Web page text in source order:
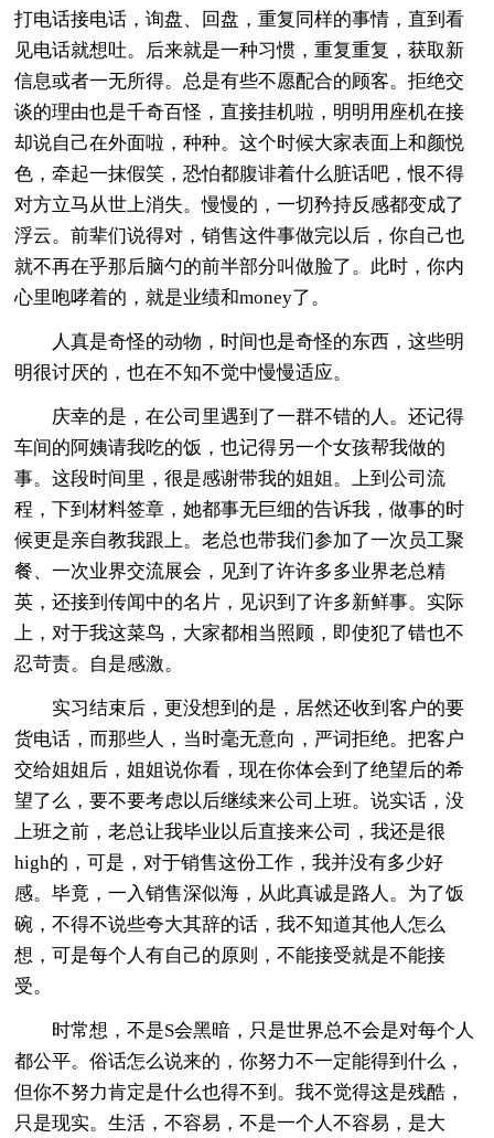
打电话接电话，询盘、回盘，重复同样的事情，直到看
见电话就想吐。后来就是一种习惯，重复重复，获取新
信息或者一无所得。总是有些不愿配合的顾客。拒绝交
谈的理由也是千奇百怪，直接挂机啦，明明用座机在接
却说自己在外面啦，种种。这个时候大家表面上和颜悦
色，牵起一抹假笑，恐怕都腹诽着什么脏话吧，恨不得
对方立马从世上消失。慢慢的，一切矜持反感都变成了
浮云。前辈们说得对，销售这件事做完以后，你自己也
就不再在乎那后脑勺的前半部分叫做脸了。此时，你内
心里咆哮着的，就是业绩和money了。
人真是奇怪的动物，时间也是奇怪的东西，这些明
明很讨厌的，也在不知不觉中慢慢适应。
庆幸的是，在公司里遇到了一群不错的人。还记得
车间的阿姨请我吃的饭，也记得另一个女孩帮我做的
事。这段时间里，很是感谢带我的姐姐。上到公司流
程，下到材料签章，她都事无巨细的告诉我，做事的时
候更是亲自教我跟上。老总也带我们参加了一次员工聚
餐、一次业界交流展会，见到了许许多多业界老总精
英，还接到传闻中的名片，见识到了许多新鲜事。实际
上，对于我这菜鸟，大家都相当照顾，即使犯了错也不
忍苛责。自是感激。
实习结束后，更没想到的是，居然还收到客户的要
货电话，而那些人，当时毫无意向，严词拒绝。把客户
交给姐姐后，姐姐说你看，现在你体会到了绝望后的希
望了么，要不要考虑以后继续来公司上班。说实话，没
上班之前，老总让我毕业以后直接来公司，我还是很
high的，可是，对于销售这份工作，我并没有多少好
感。毕竟，一入销售深似海，从此真诚是路人。为了饭
碗，不得不说些夸大其辞的话，我不知道其他人怎么
想，可是每个人有自己的原则，不能接受就是不能接
受。
时常想，不是S会黑暗，只是世界总不会是对每个人
都公平。俗话怎么说来的，你努力不一定能得到什么，
但你不努力肯定是什么也得不到。我不觉得这是残酷，
只是现实。生活，不容易，不是一个人不容易，是大